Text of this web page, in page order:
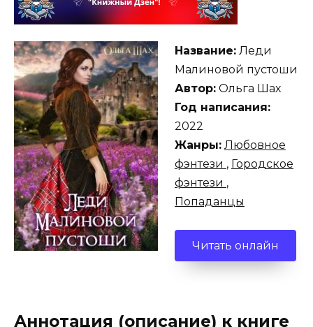
Название: Леди
Малиновой пустоши
Автор: Ольга Шах
Год написания:
2022
Жанры: Любовное
фэнтези , Городское
фэнтези ,
Попаданцы
Читать онлайн
Аннотация (описание) к книге